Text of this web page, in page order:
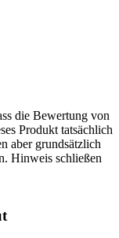
die Bewertung von
Produkt tatsächlich
aber grundsätzlich
Hinweis schließen